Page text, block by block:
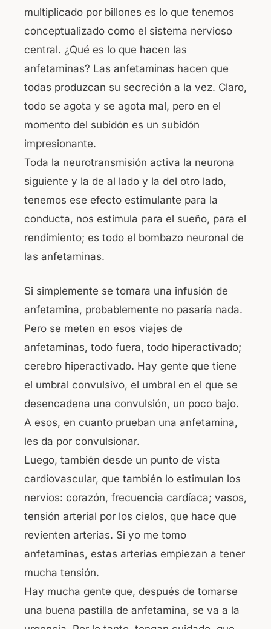
multiplicado por billones es lo que tenemos
conceptualizado como el sistema nervioso
central. ¿Qué es lo que hacen las
anfetaminas? Las anfetaminas hacen que
todas produzcan su secreción a la vez. Claro,
todo se agota y se agota mal, pero en el
momento del subidón es un subidón
impresionante.
Toda la neurotransmisión activa la neurona
siguiente y la de al lado y la del otro lado,
tenemos ese efecto estimulante para la
conducta, nos estimula para el sueño, para el
rendimiento; es todo el bombazo neuronal de
las anfetaminas.
Si simplemente se tomara una infusión de
anfetamina, probablemente no pasaría nada.
Pero se meten en esos viajes de
anfetaminas, todo fuera, todo hiperactivado;
cerebro hiperactivado. Hay gente que tiene
el umbral convulsivo, el umbral en el que se
desencadena una convulsión, un poco bajo.
A esos, en cuanto prueban una anfetamina,
les da por convulsionar.
Luego, también desde un punto de vista
cardiovascular, que también lo estimulan los
nervios: corazón, frecuencia cardíaca; vasos,
tensión arterial por los cielos, que hace que
revienten arterias. Si yo me tomo
anfetaminas, estas arterias empiezan a tener
mucha tensión.
Hay mucha gente que, después de tomarse
una buena pastilla de anfetamina, se va a la